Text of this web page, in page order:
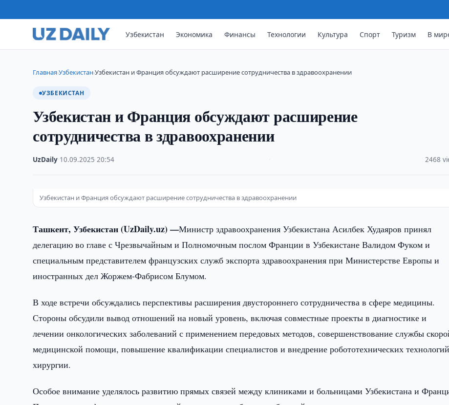
Узбекистан Экономика Финансы Технологии Культура Спорт Туризм В
Главная›Узбекистан›Узбекистан и Франция обсуждают расширение сотрудничества в здравоохранении
УЗБЕКИСТАН
Узбекистан и Франция обсуждают расширение
сотрудничества в здравоохранении
UzDaily 10.09.2025 ·20:54 2468
Узбекистан и Франция обсуждают расширение сотрудничества в здравоохранении
Ташкент, Узбекистан (UzDaily.uz) —Министр здравоохранения Узбекистана Асилбек Худаяров принял
делегацию во главе с Чрезвычайным и Полномочным послом Франции в Узбекистане Валидом Фуком и
специальным представителем французских служб экспорта здравоохранения при Министерстве Европы и
иностранных дел Жоржем-Фабрисом Блумом.
В ходе встречи обсуждались перспективы расширения двустороннего сотрудничества в сфере медицины.
Стороны обсудили вывод отношений на новый уровень, включая совместные проекты в диагностике и
лечении онкологических заболеваний с применением передовых методов, совершенствование службы
медицинской помощи, повышение квалификации специалистов и внедрение робототехнических
хирургии.
Особое внимание уделялось развитию прямых связей между клиниками и больницами Узбекистана и